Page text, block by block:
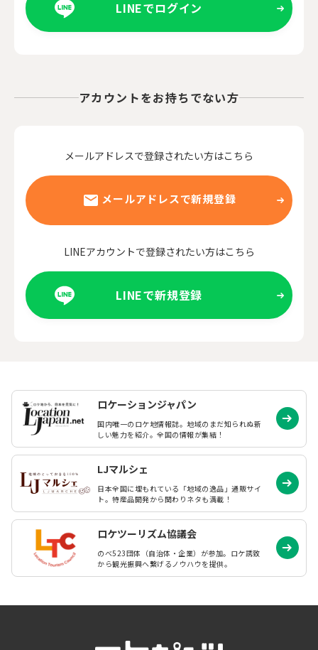
LINEでログイン
アカウントをお持ちでない方
メールアドレスで登録されたい方はこちら
メールアドレスで新規登録
LINEアカウントで登録されたい方はこちら
LINEで新規登録
ロケーションジャパン
国内唯一のロケ地情報誌。地域のまだ知られぬ新
しい魅力を紹介。全国の情報が集結！
LJマルシェ
日本全国に埋もれている「地域の逸品」通販サイ
ト。特産品開発から関わりネタも満載！
ロケツーリズム協議会
のべ523団体（自治体・企業）が参加。ロケ誘致
から観光振興へ繋げるノウハウを提供。